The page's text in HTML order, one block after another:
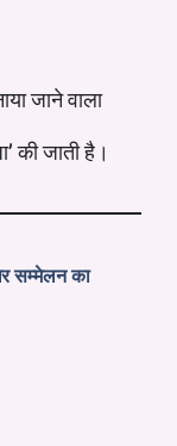
जाने वाला
की जाती है।
सम्मेलन का